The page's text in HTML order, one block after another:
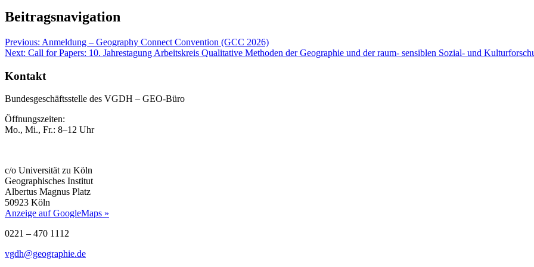
Beitragsnavigation
Previous: Anmeldung – Geography Connect Convention (GCC 2026)
Next: Call for Papers: 10. Jahrestagung Arbeitskreis Qualitative Methoden der Geographie und der raum- sensiblen Sozial- und
Kontakt
Bundesgeschäftsstelle des VGDH – GEO-Büro
Öffnungszeiten:
Mo., Mi., Fr.: 8–12 Uhr
c/o Universität zu Köln
Geographisches Institut
Albertus Magnus Platz
50923 Köln
Anzeige auf GoogleMaps »
0221 – 470 1112
vgdh@geographie.de